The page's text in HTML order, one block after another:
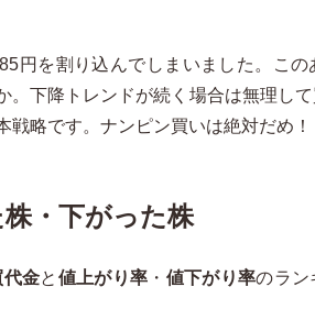
円を割り込んでしまいました。この
。下降トレンドが続く場合は無理し
略です。ナンピン買いは絶対だめ！
・下がった株
代金と 値上がり率 ・ 値下がり率のラン